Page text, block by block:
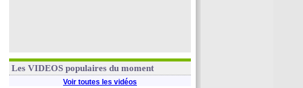
Les VIDEOS populaires du moment
Voir toutes les vidéos